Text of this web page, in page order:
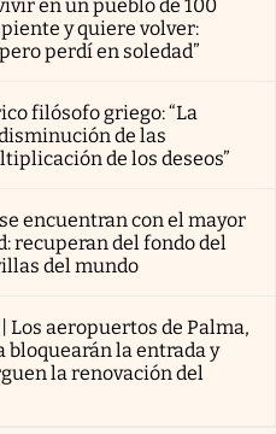
en un pueblo de 100
y quiere volver:
perdí en soledad”
filósofo griego: “La
de las
de los deseos”
encuentran con el mayor
recuperan del fondo del
del mundo
Los aeropuertos de Palma,
bloquearán la entrada y
la renovación del